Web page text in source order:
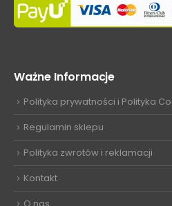
Ważne Informacje
Polityka prywatności i Polityka
Regulamin sklepu
Polityka zwrotów i reklamacji
Kontakt